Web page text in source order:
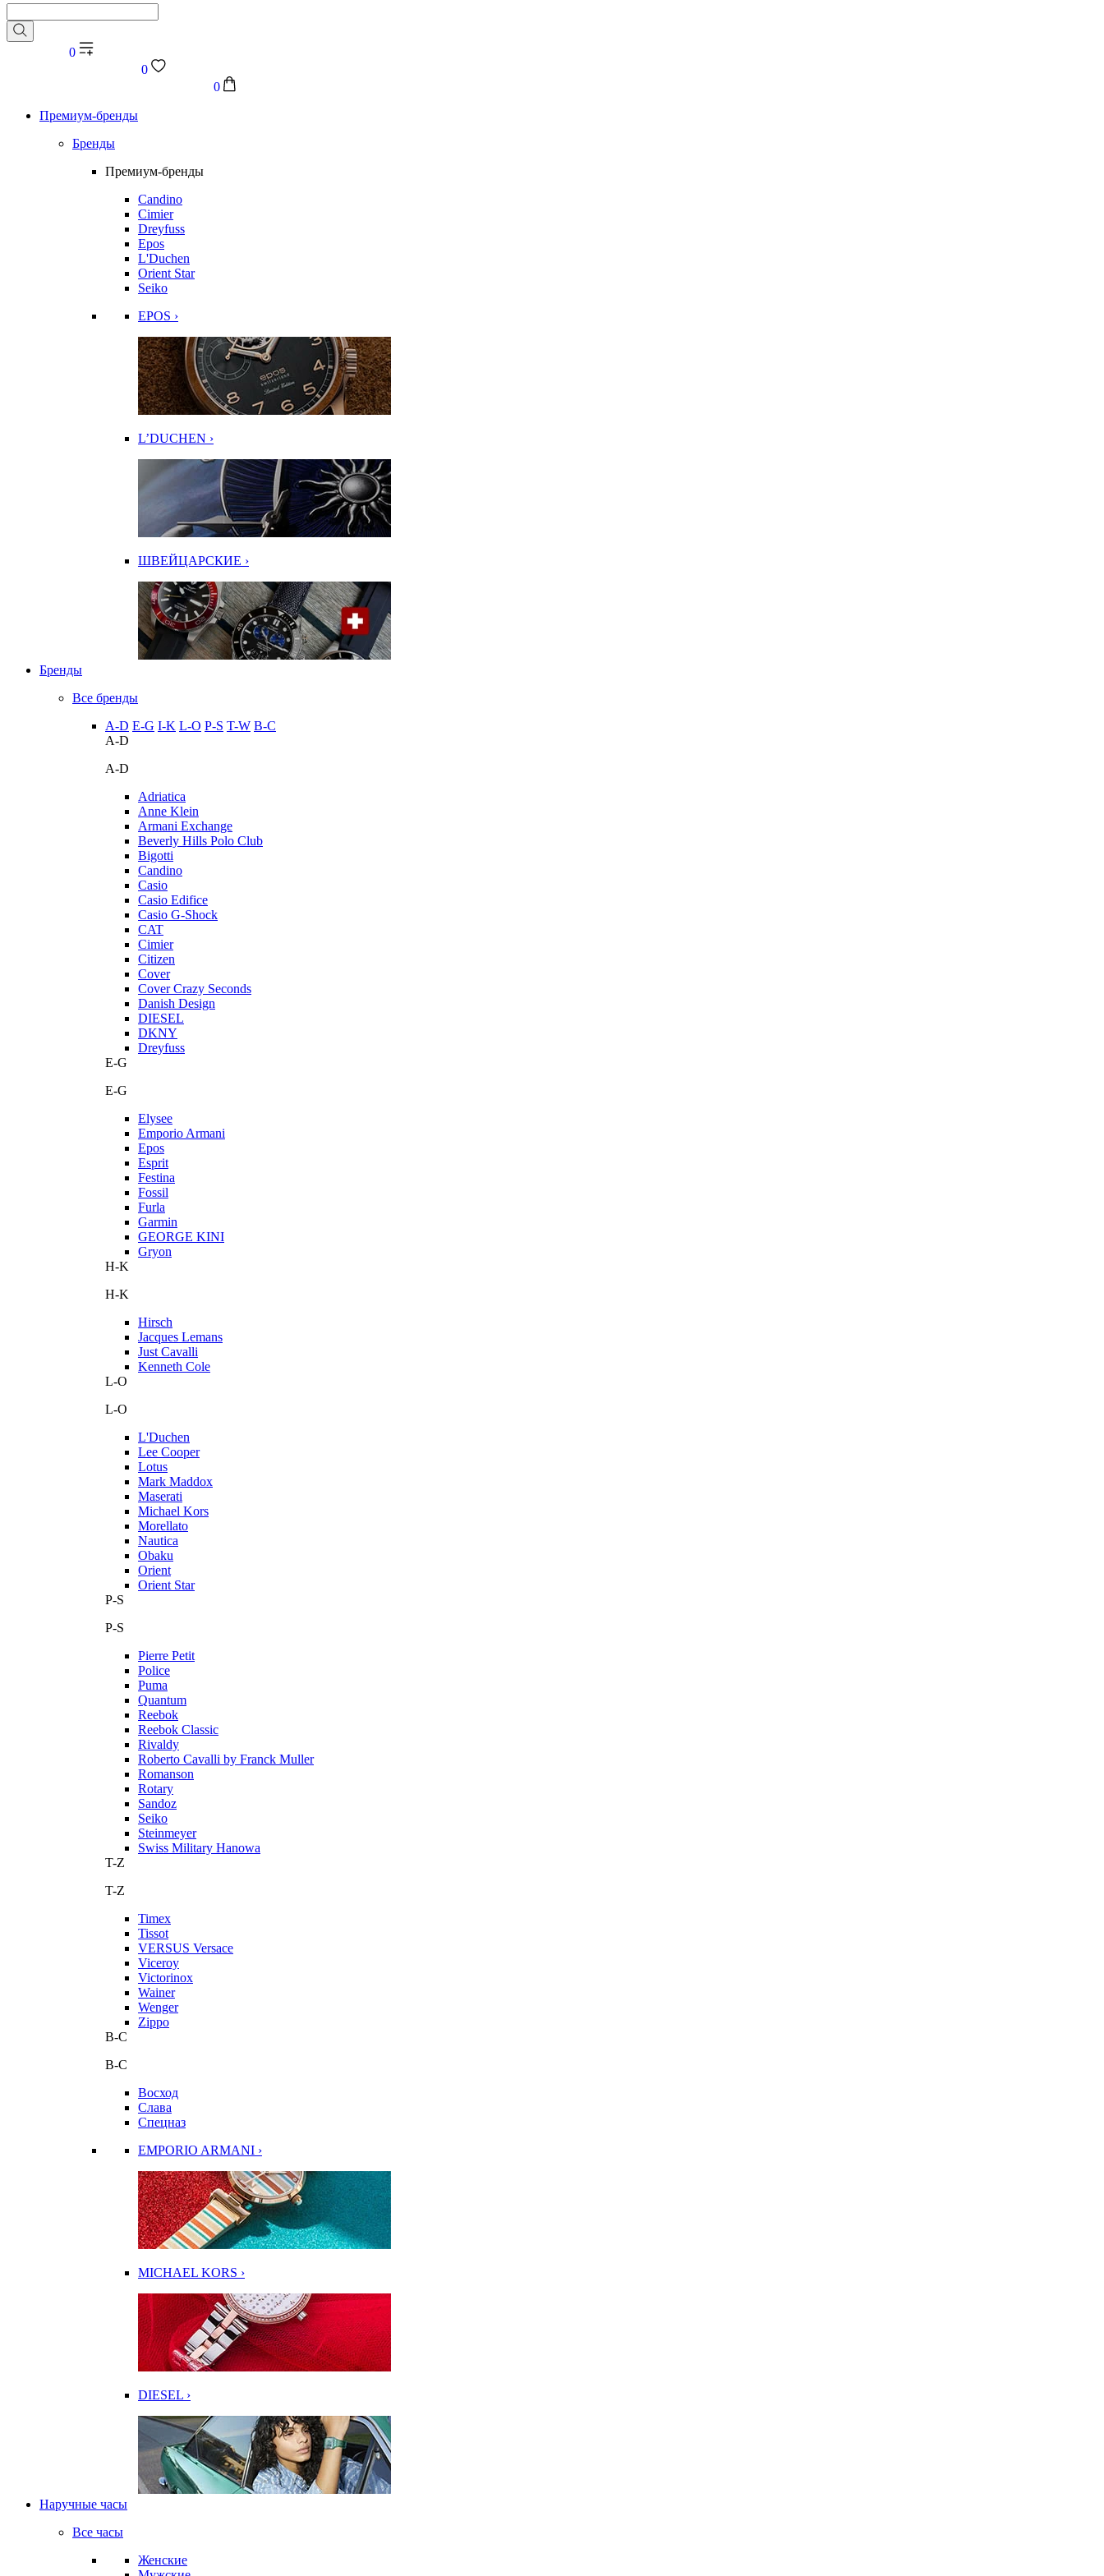
0
0
0
Премиум-бренды
Бренды
Премиум-бренды
Candino
Cimier
Dreyfuss
Epos
L'Duchen
Orient Star
Seiko
EPOS ›
L’DUCHEN ›
ШВЕЙЦАРСКИЕ ›
Бренды
Все бренды
A-D E-G I-K L-O P-S T-W В-С
A-D
A-D
Adriatica
Anne Klein
Armani Exchange
Beverly Hills Polo Club
Bigotti
Candino
Casio
Casio Edifice
Casio G-Shock
CAT
Cimier
Citizen
Cover
Cover Crazy Seconds
Danish Design
DIESEL
DKNY
Dreyfuss
E-G
E-G
Elysee
Emporio Armani
Epos
Esprit
Festina
Fossil
Furla
Garmin
GEORGE KINI
Gryon
H-K
H-K
Hirsch
Jacques Lemans
Just Cavalli
Kenneth Cole
L-O
L-O
L'Duchen
Lee Cooper
Lotus
Mark Maddox
Maserati
Michael Kors
Morellato
Nautica
Obaku
Orient
Orient Star
P-S
P-S
Pierre Petit
Police
Puma
Quantum
Reebok
Reebok Classic
Rivaldy
Roberto Cavalli by Franck Muller
Romanson
Rotary
Sandoz
Seiko
Steinmeyer
Swiss Military Hanowa
T-Z
T-Z
Timex
Tissot
VERSUS Versace
Viceroy
Victorinox
Wainer
Wenger
Zippo
В-С
В-С
Восход
Слава
Спецназ
EMPORIO ARMANI ›
MICHAEL KORS ›
DIESEL ›
Наручные часы
Все часы
Женские